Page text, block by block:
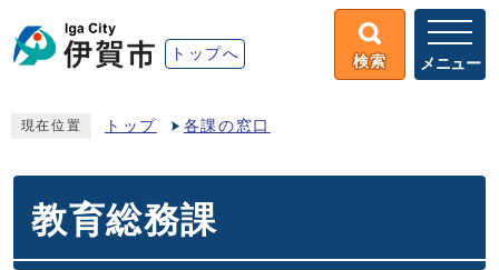
トップへ 検索 メニュー
現在位置 トップ 各課の窓口
教育総務課